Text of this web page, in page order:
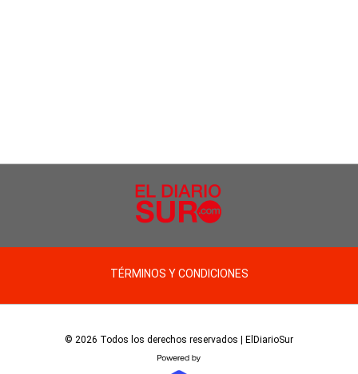
TÉRMINOS Y CONDICIONES
© 2026 Todos los derechos reservados | ElDiarioSur